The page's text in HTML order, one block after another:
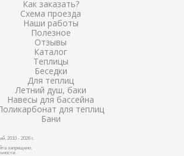
Как заказать?
Схема проезда
Наши работы
Полезное
Отзывы
Каталог
Теплицы
Беседки
Для теплиц
Летний душ, баки
Навесы для бассейна
для теплиц
Бани
2010 - 2026 г.
запрещено.
.